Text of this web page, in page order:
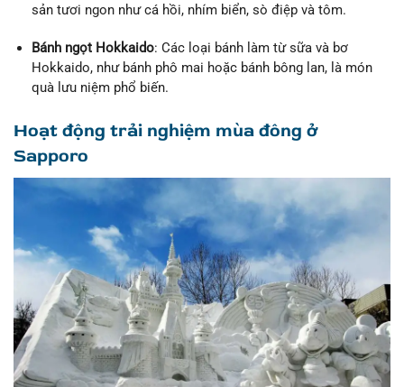
sản tươi ngon như cá hồi, nhím biển, sò điệp và tôm.
Bánh ngọt Hokkaido: Các loại bánh làm từ sữa và bơ
Hokkaido, như bánh phô mai hoặc bánh bông lan, là món
quà lưu niệm phổ biến.
Hoạt động trải nghiệm mùa đông ở
Sapporo